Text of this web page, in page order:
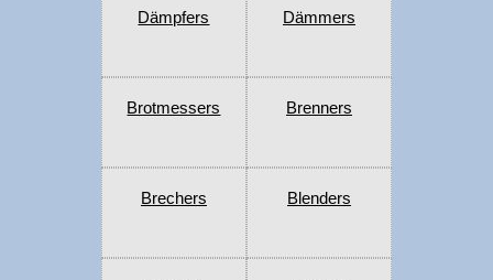
Dämpfers Dämmers
Brotmessers Brenners
Brechers Blenders